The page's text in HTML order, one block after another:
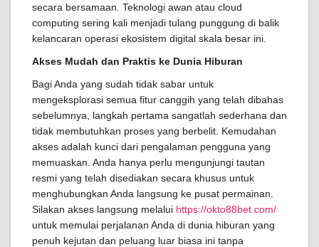
secara bersamaan. Teknologi awan atau cloud
computing sering kali menjadi tulang punggung di balik
kelancaran operasi ekosistem digital skala besar ini.
Akses Mudah dan Praktis ke Dunia Hiburan
Bagi Anda yang sudah tidak sabar untuk
mengeksplorasi semua fitur canggih yang telah dibahas
sebelumnya, langkah pertama sangatlah sederhana dan
tidak membutuhkan proses yang berbelit. Kemudahan
akses adalah kunci dari pengalaman pengguna yang
memuaskan. Anda hanya perlu mengunjungi tautan
resmi yang telah disediakan secara khusus untuk
menghubungkan Anda langsung ke pusat permainan.
Silakan akses langsung melalui https://okto88bet.com/
untuk memulai perjalanan Anda di dunia hiburan yang
penuh kejutan dan peluang luar biasa ini tanpa